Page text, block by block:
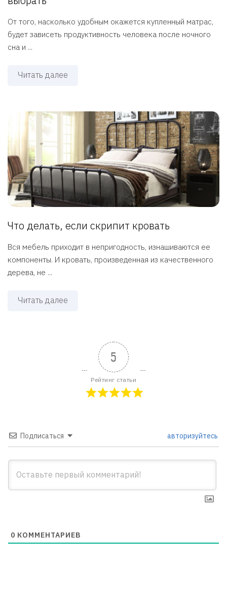
От того, насколько удобным окажется купленный матрас,
будет зависеть продуктивность человека после ночного
сна и ...
Читать далее
Что делать, если скрипит кровать
Вся мебель приходит в непригодность, изнашиваются ее
компоненты. И кровать, произведенная из качественного
дерева, не ...
Читать далее
5
Рейтинг статьи
Подписаться авторизуйтесь
0 КОММЕНТАРИЕВ